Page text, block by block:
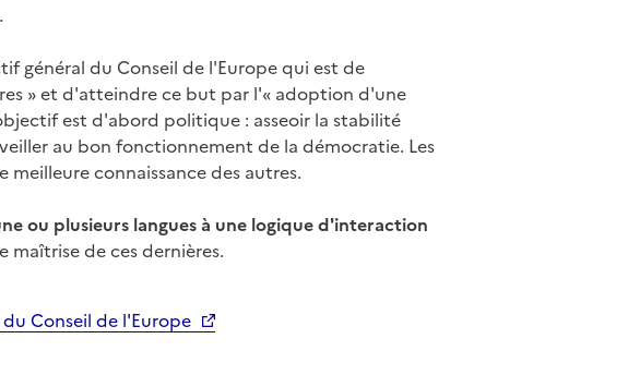
général du Conseil de l'Europe qui est de
» et d'atteindre ce but par l'« adoption d'une
est d'abord politique : asseoir la stabilité
au bon fonctionnement de la démocratie. Les
connaissance des autres.
ou plusieurs langues à une logique d'interaction
maîtrise de ces dernières.
Conseil de l'Europe